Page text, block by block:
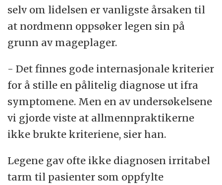
selv om lidelsen er vanligste årsaken til
at nordmenn oppsøker legen sin på
grunn av mageplager.
- Det finnes gode internasjonale kriterier
for å stille en pålitelig diagnose ut ifra
symptomene. Men en av undersøkelsene
vi gjorde viste at allmennpraktikerne
ikke brukte kriteriene, sier han.
Legene gav ofte ikke diagnosen irritabel
tarm til pasienter som oppfylte